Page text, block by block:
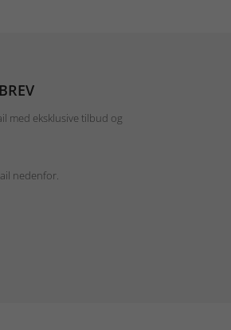
med eksklusive tilbud og
nedenfor.